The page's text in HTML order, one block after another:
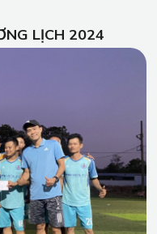
LỊCH 2024